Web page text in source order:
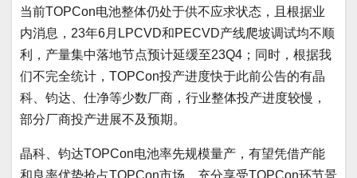
当前TOPCon电池整体仍处于供不应求状态，且根据业
内消息，23年6月LPCVD和PECVD产线爬坡调试均不顺
利，产量集中落地节点预计延缓至23Q4；同时，根据我
们不完全统计，TOPCon投产进度快于此前公告的有晶
科、钧达、仕净等少数厂商，行业整体投产进度较慢，
部分厂商投产进展不及预期。
晶科、钧达TOPCon电池率先规模量产，有望凭借产能